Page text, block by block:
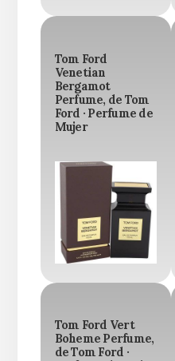
Tom Ford
Venetian
Bergamot
Perfume, de Tom
Ford · Perfume de
Mujer
Tom Ford Vert
Boheme Perfume,
de Tom Ford ·